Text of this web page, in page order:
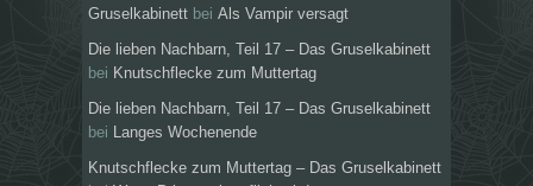
Gruselkabinett bei Als Vampir versagt
Die lieben Nachbarn, Teil 17 – Das Gruselkabinett
bei Knutschflecke zum Muttertag
Die lieben Nachbarn, Teil 17 – Das Gruselkabinett
bei
Langes Wochenende
Knutschflecke zum Muttertag – Das Gruselkabinett